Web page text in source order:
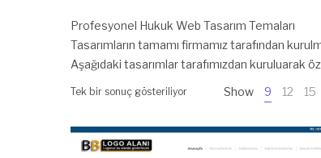
Profesyonel Hukuk Web Tasarım Temaları
Tasarımların tamamı firmamız tarafından
Aşağıdaki tasarımlar tarafımızdan
Tek bir sonuç gösteriliyor Show 9 12 15